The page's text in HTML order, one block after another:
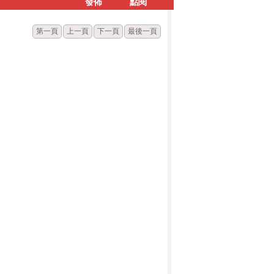
第一頁 上一頁 下一頁 最後一頁